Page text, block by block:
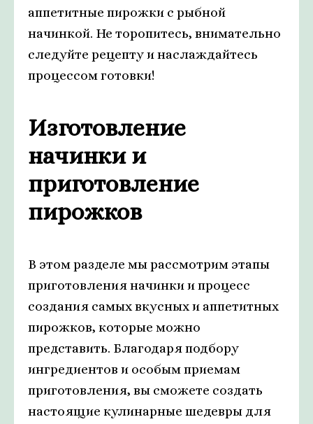
аппетитные пирожки с рыбной
начинкой. Не торопитесь, внимательно
следуйте рецепту и наслаждайтесь
процессом готовки!
Изготовление
начинки и
приготовление
пирожков
В этом разделе мы рассмотрим этапы
приготовления начинки и процесс
создания самых вкусных и аппетитных
пирожков, которые можно
представить. Благодаря подбору
ингредиентов и особым приемам
приготовления, вы сможете создать
настоящие кулинарные шедевры для